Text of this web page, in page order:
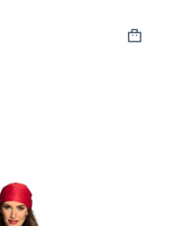
Shopping